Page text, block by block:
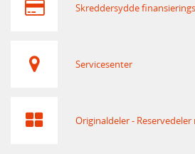
Skreddersydde
Servicesenter
Originaldeler -